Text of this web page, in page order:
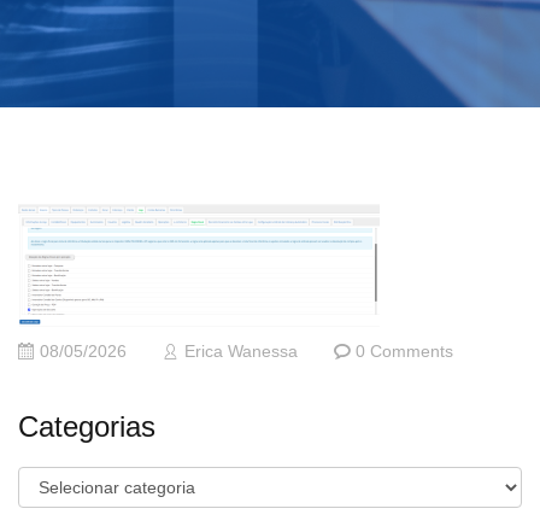
08/05/2026 Erica Wanessa 0 Comments
Categorias
Categorias